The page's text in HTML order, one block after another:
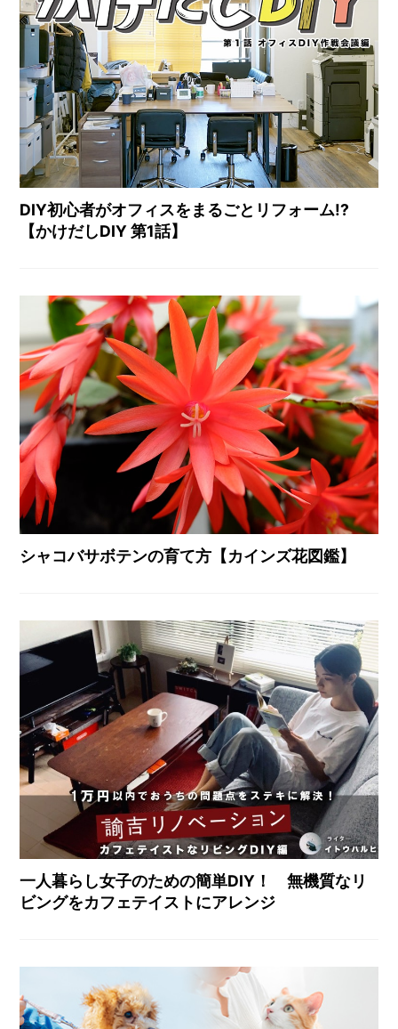
DIY初心者がオフィスをまるごとリフォーム!?
【かけだしDIY 第1話】
シャコバサボテンの育て方【カインズ花図鑑】
一人暮らし女子のための簡単DIY！ 無機質なリ
ビングをカフェテイストにアレンジ